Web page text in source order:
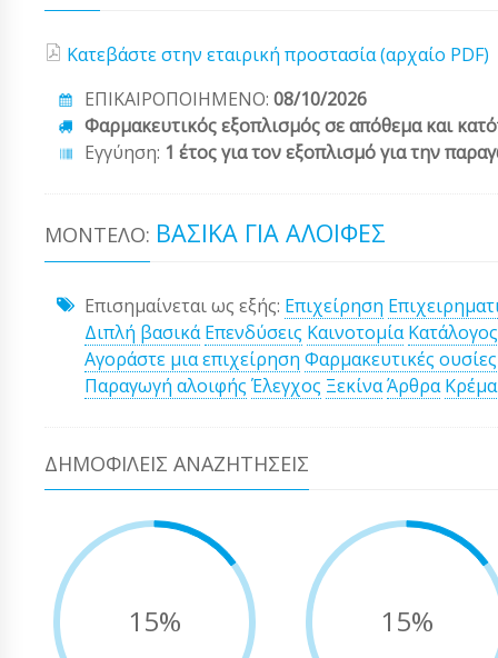
Κατεβάστε στην εταιρική προστασία (αρχαίο PDF)
ΕΠΙΚΑΙΡΟΠΟΙΗΜΕΝΟ: 08/10/2026
Φαρμακευτικός εξοπλισμός σε απόθεμα και
Εγγύηση: 1 έτος για τον εξοπλισμό για την
ΜΟΝΤΈΛΟ: ΒΑΣΙΚΆ ΓΙΑ ΑΛΟΙΦΈΣ
Επισημαίνεται ως εξής: Επιχείρηση
Διπλή βασικά Επενδύσεις Καινοτομία
Αγοράστε μια επιχείρηση Φαρμακευτικές ουσίες
Παραγωγή αλοιφής Έλεγχος ΞεκίναΆρθρα
ΔΗΜΟΦΙΛΕΊΣ ΑΝΑΖΗΤΉΣΕΙΣ
15% 15%